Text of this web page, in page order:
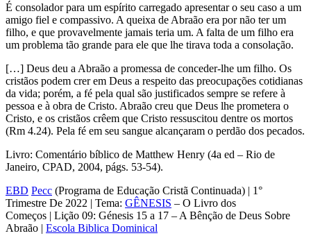
É consolador para um espírito carregado apresentar o seu caso a um
amigo fiel e compassivo. A queixa de Abraão era por não ter um
filho, e que provavelmente jamais teria um. A falta de um filho era
um problema tão grande para ele que lhe tirava toda a consolação.
[…] Deus deu a Abraão a promessa de conceder-lhe um filho. Os
cristãos podem crer em Deus a respeito das preocupações cotidianas
da vida; po­rém, a fé pela qual são justificados sempre se refere à
pessoa e à obra de Cristo. Abraão creu que Deus lhe prometera o
Cristo, e os cristãos crêem que Cristo ressuscitou dentre os mortos
(Rm 4.24). Pela fé em seu sangue alcançaram o perdão dos pecados.
Livro: Comentário bíblico de Matthew Henry (4a ed – Rio de
Janeiro, CPAD, 2004, págs. 53-54).
EBD Pecc (Programa de Educação Cristã Continuada) | 1°
Trimestre De 2022 | Tema: GÊNESIS – O Livro dos
Começos | Lição 09: Génesis 15 a 17 – A Bênção de Deus Sobre
Abraão | Escola Biblica Dominical